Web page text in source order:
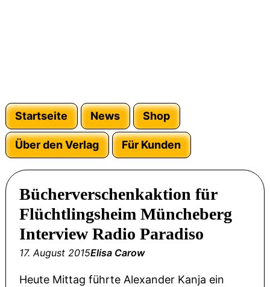
Startseite News Shop
Über den Verlag Für Kunden
Bücherverschenkaktion für
Flüchtlingsheim Müncheberg
Interview Radio Paradiso
17. August 2015Elisa Carow
Heute Mittag führte Alexander Kanja ein